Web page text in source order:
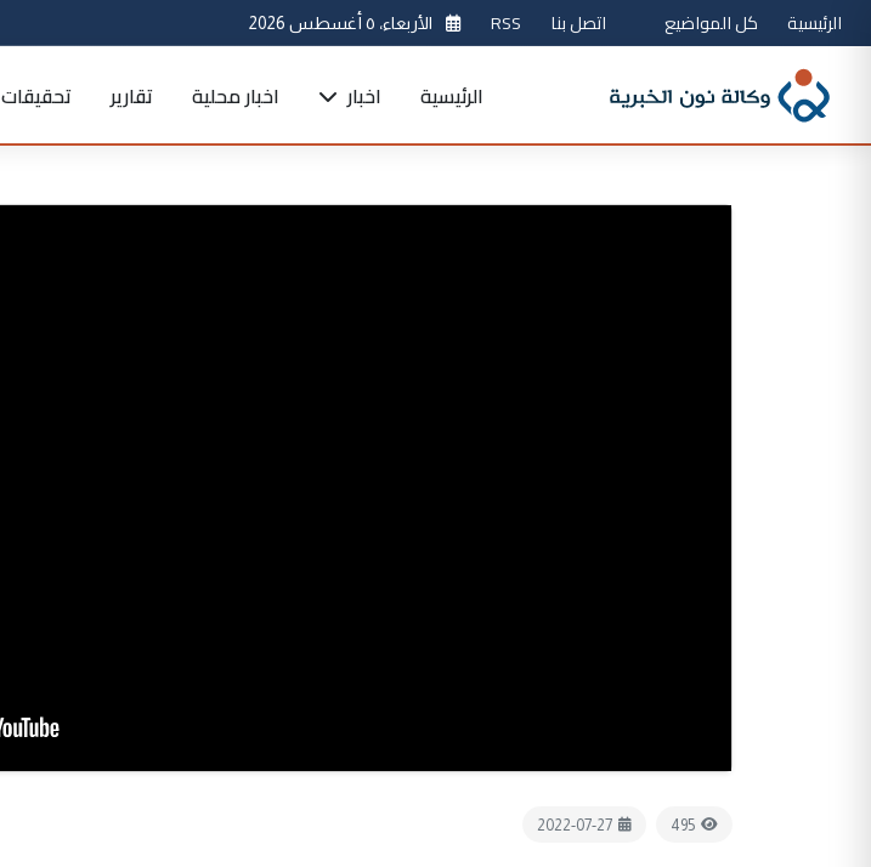
الرئيسية كل المواضيع اتصل بنا RSS الأربعاء، ٥ أغسطس 2026
الرئيسية اخبار اخبار محلية تقارير تحقيقات
495
2022-07-27